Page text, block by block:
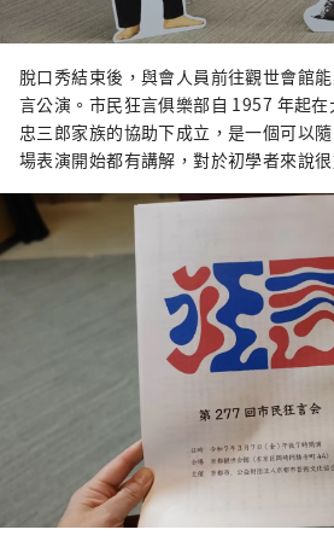
脫口秀結束後，與會人員前往觀世會館
言公演。市民狂言俱樂部自 1957 年起
忠三郎家族的協助下成立，是一個可以
場表演開始都有講解，對於初學者來說很